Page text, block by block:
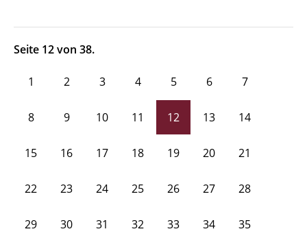
Seite 12 von 38.
1 2 3 4 5 6 7
8 9 10 11 12 13 14
15 16 17 18 19 20 21
22 23 24 25 26 27 28
29 30 31 32 33 34 35